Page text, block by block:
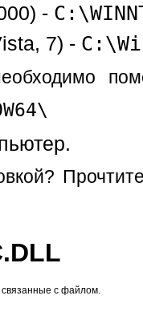
-
7) -
с файлом.